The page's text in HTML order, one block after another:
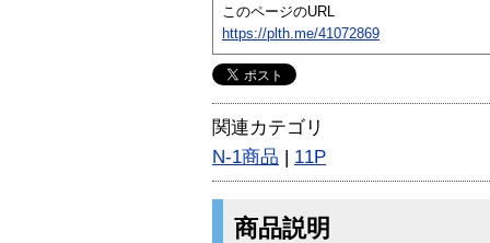
このページのURL
https://plth.me/41072869
関連カテゴリ
N-1商品 | 11P
商品説明